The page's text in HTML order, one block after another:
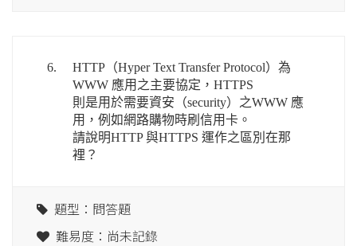
6.
HTTP（Hyper Text Transfer Protocol）為
WWW 應用之主要協定，HTTPS
則是用於需要資安（security）之WWW 應
用，例如網路購物時刷信用卡。
請說明HTTP 與HTTPS 運作之區別在那
裡？
題型：問答題
難易度：尚未記錄